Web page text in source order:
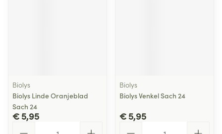
Biolys
Biolys Linde Oranjeblad
Sach 24
€ 5,95
Biolys
Biolys Venkel Sach 24
€ 5,95